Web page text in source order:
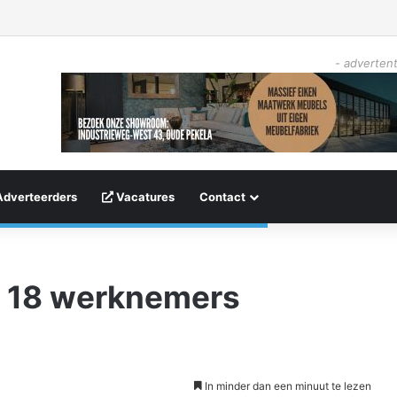
-
Vacatures Contact
werknemers
In minder dan een minuut te lezen